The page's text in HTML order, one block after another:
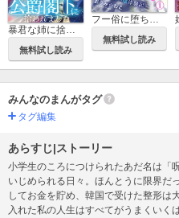
暴君な姉に捨てられたら、公爵閣下に拾われました【合冊版】
無料試し読み
無料試し読み
みんなのまんがタグ
タグ編集
あらすじ|ストーリー
小学生のころにつけられたあだ名は
いじめられる日々。ほんとうに限界だ
してお金を貯め、韓国で受けた整形は
入れた私の人生はすべてがうまくいく